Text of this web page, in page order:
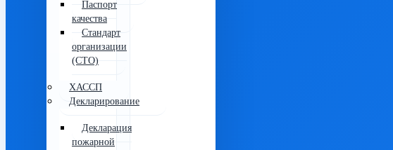
Паспорт
качества
Стандарт
организации
(СТО)
ХАССП
Декларирование
Декларация
пожарной